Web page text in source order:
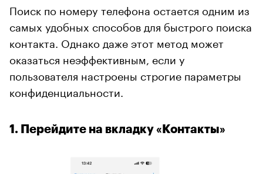
Поиск по номеру телефона остается одним из
самых удобных способов для быстрого поиска
контакта. Однако даже этот метод может
оказаться неэффективным, если у
пользователя настроены строгие параметры
конфиденциальности.
1. Перейдите на вкладку «Контакты»